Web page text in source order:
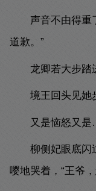
声音不由得重
道歉。”
龙卿若大步踏
境王回头见她
又是恼怒又
柳侧妃眼底闪
嘤地哭着，“王爷